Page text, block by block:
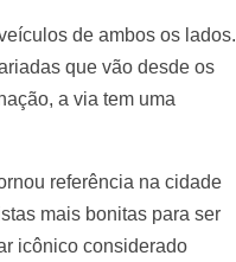
de ambos os lados.
que vão desde os
a via tem uma
referência na cidade
mais bonitas para ser
icônico considerado